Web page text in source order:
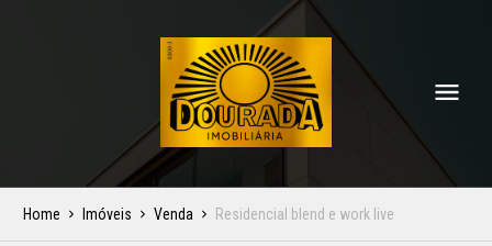
Home Imóveis Venda Residencial blend e work live